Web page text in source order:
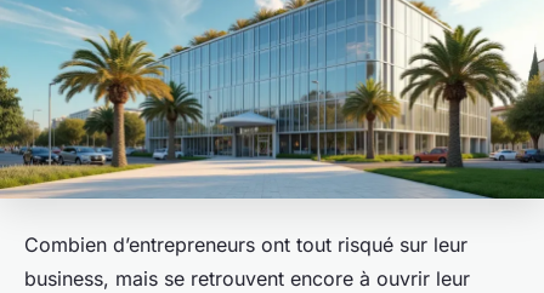
Combien d’entrepreneurs ont tout risqué sur leur
business, mais se retrouvent encore à ouvrir leur